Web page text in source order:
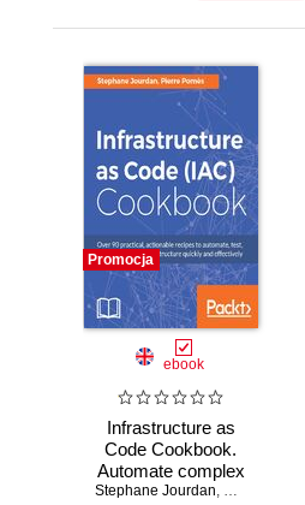
Promocja
ebook
Infrastructure as
Code Cookbook.
Automate complex
infrastructures
Stephane Jourdan, Pierre Pomes